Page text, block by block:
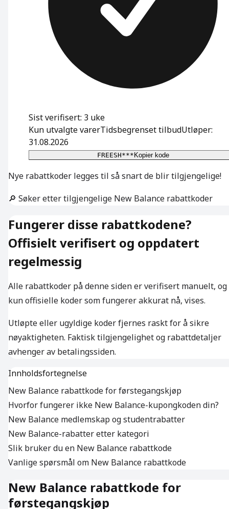
Sist verifisert: 3 uke
Kun utvalgte varerTidsbegrenset tilbudUtløper:
31.08.2026
FREESH***Kopier kode
Nye rabattkoder legges til så snart de blir tilgjengelige!
🔎 Søker etter tilgjengelige New Balance rabattkoder
Fungerer disse rabattkodene?
Offisielt verifisert og oppdatert
regelmessig
Alle rabattkoder på denne siden er verifisert manuelt, og
kun offisielle koder som fungerer akkurat nå, vises.
Utløpte eller ugyldige koder fjernes raskt for å sikre
nøyaktigheten. Faktisk tilgjengelighet og rabattdetaljer
avhenger av betalingssiden.
Innholdsfortegnelse
New Balance rabattkode for førstegangskjøp
Hvorfor fungerer ikke New Balance-kupongkoden din?
New Balance medlemskap og studentrabatter
New Balance-rabatter etter kategori
Slik bruker du en New Balance rabattkode
Vanlige spørsmål om New Balance rabattkode
New Balance rabattkode for
førstegangskjøp